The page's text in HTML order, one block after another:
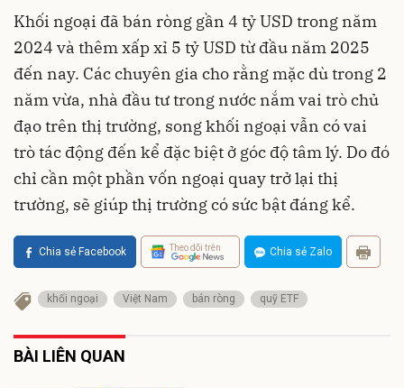
Khối ngoại đã bán ròng gần 4 tỷ USD trong năm
2024 và thêm xấp xỉ 5 tỷ USD từ đầu năm 2025
đến nay. Các chuyên gia cho rằng mặc dù trong 2
năm vừa, nhà đầu tư trong nước nắm vai trò chủ
đạo trên thị trường, song khối ngoại vẫn có vai
trò tác động đến kể đặc biệt ở góc độ tâm lý. Do đó
chỉ cần một phần vốn ngoại quay trở lại thị
trường, sẽ giúp thị trường có sức bật đáng kể.
Chia sẻ Facebook Theo dõi trên Chia sẻ Zalo
khối ngoại Việt Nam bán ròng quỹ ETF
BÀI LIÊN QUAN